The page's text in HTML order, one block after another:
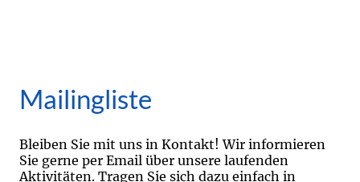
Mailingliste
Bleiben Sie mit uns in Kontakt! Wir informieren
Sie gerne per Email über unsere laufenden
Aktivitäten. Tragen Sie sich dazu einfach in